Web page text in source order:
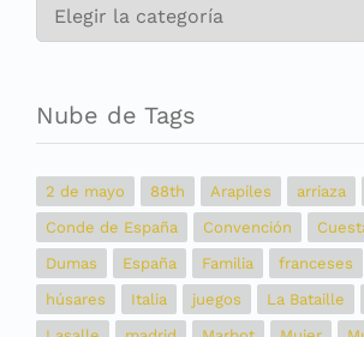
Nube de Tags
2 de mayo 88th Arapiles arriaza
Conde de España
Convención
Dumas
España Familia franceses
húsares
Italia juegos La Bataille